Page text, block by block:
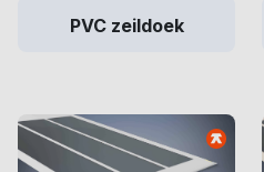
PVC zeildoek